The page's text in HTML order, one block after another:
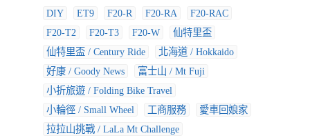
DIY ET9 F20-R F20-RA
F20-RAC
F20-T2
F20-T3 F20-W
仙特里盃
仙特里盃 / Century Ride
北海道 / Hokkaido
好康 / Goody News
富士山 / Mt Fuji
小折旅遊 / Folding Bike Travel
小輪徑 / Small Wheel
工商服務
愛車回娘家
拉拉山挑戰 / LaLa Mt Challenge